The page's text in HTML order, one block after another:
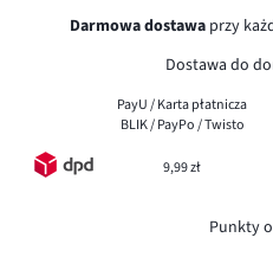
Darmowa dostawa przy
Dostawa do
PayU / Karta płatnicza
BLIK / PayPo / Twisto
9,99 zł
Punkty